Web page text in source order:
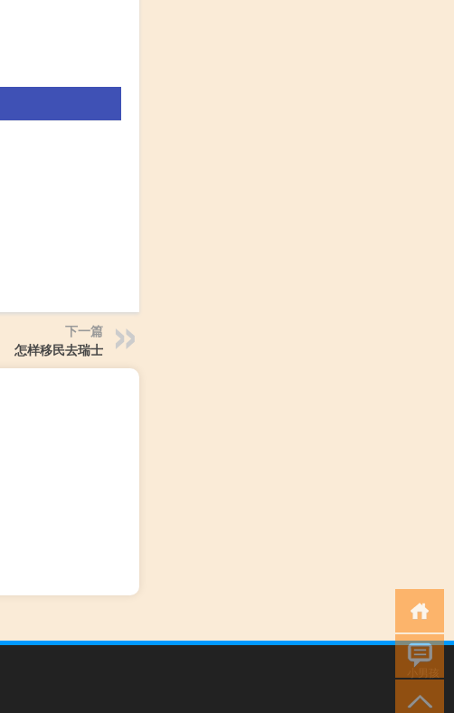
下一篇
怎样移民去瑞士
小男孩